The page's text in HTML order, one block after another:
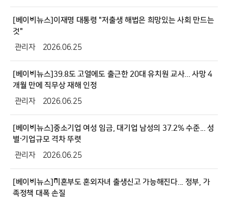
[베이비뉴스]이재명 대통령 "저출생 해법은 희망있는 사회 만드는
것"
관리자 2026.06.25
[베이비뉴스]39.8도 고열에도 출근한 20대 유치원 교사... 사망 4
개월 만에 직무상 재해 인정
관리자 2026.06.25
[베이비뉴스]중소기업 여성 임금, 대기업 남성의 37.2% 수준... 성
별·기업규모 격차 뚜렷
관리자 2026.06.25
[베이비뉴스]미혼부도 혼외자녀 출생신고 가능해진다... 정부, 가
족정책 대폭 손질